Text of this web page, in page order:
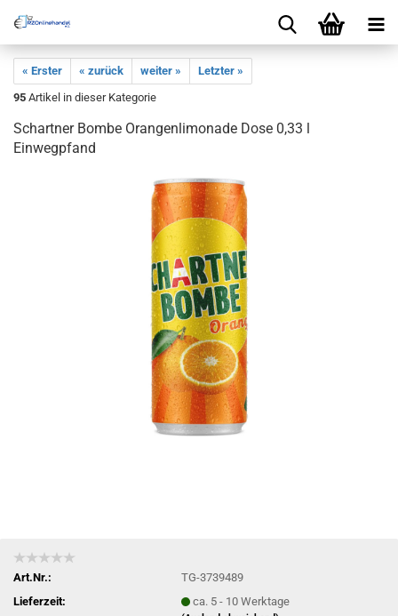
« Erster « zurück weiter »
Letzter »
95 Artikel in dieser Kategorie
Schartner Bombe Orangenlimonade Dose 0,33 l
Einwegpfand
Art.Nr.:
TG-3739489
Lieferzeit:
ca. 5 - 10 Werktage